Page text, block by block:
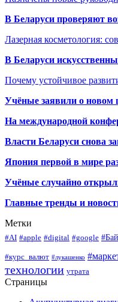
В Беларуси проверяют
Лазерная косметология:
В Беларуси
Почему устойчивое
Учёные заявили о новом
На международной
Власти Беларуси снова
Япония первой в мире
Учёные случайно
Главные тренды и
Метки
#AI #apple #digital #google
#курс_валют #лукашенко
технологии утрата
Страницы